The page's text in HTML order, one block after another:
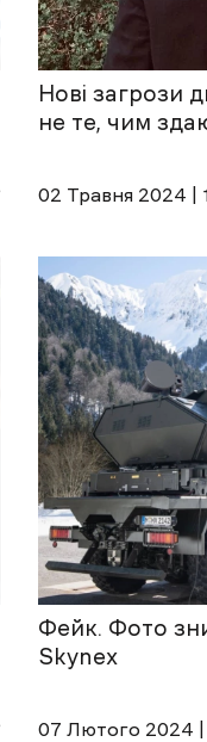
Нові загрози
не те, чим
02 Травня 2024 |
Фейк. Фото
Skynex
07 Лютого 2024 |